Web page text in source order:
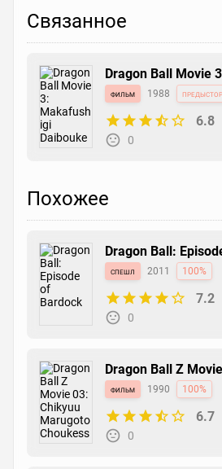
Связанное
Dragon Ball Movie
Daibouken
фильм 1988
6.8
0
Похожее
Dragon Ball:
спешл 2011 100%
7.2
0
Dragon Ball Z
Marugoto
фильм 1990 100%
6.7
0